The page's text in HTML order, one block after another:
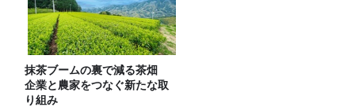
抹茶ブームの裏で減る茶畑
企業と農家をつなぐ新たな取
り組み